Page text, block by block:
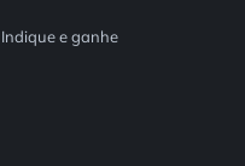
Indique e ganhe